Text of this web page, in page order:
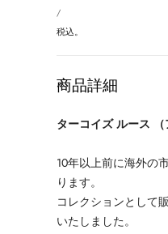
常
価
価/あ
り
税込。
商品詳細
ターコイズ ルース
10年以上前に海外の
ります。
コレクションとして
いたしました。